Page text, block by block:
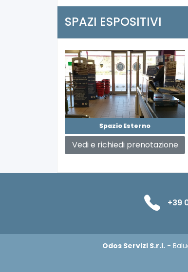
SPAZI ESPOSITIVI
Spazio Esterno
Vedi e richiedi prenotazione
+39
Odos Servizi S.r.l. -